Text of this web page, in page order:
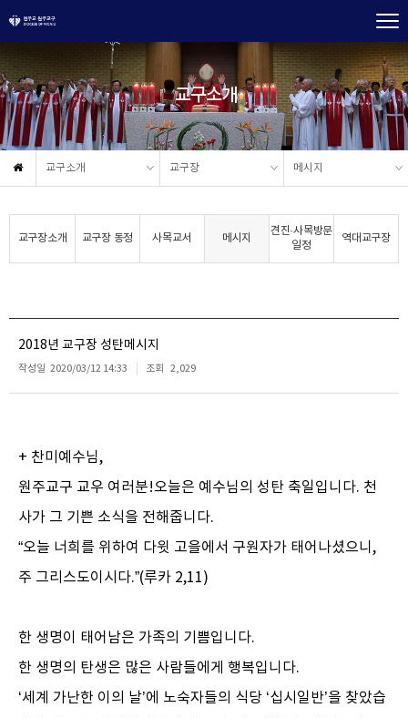
교구소개
교구소개 교구장 메시지
교구장소개 교구장 동정 사목교서 메시지
견진·사목방문
일정
역대교구장
2018년 교구장 성탄메시지
작성일 2020/03/12 14:33 조회 2,029
+ 찬미예수님,
원주교구 교우 여러분!오늘은 예수님의 성탄 축일입니다. 천
사가 그 기쁜 소식을 전해줍니다.
“오늘 너희를 위하여 다윗 고을에서 구원자가 태어나셨으니,
주 그리스도이시다.”(루카 2,11)
한 생명이 태어남은 가족의 기쁨입니다.
한 생명의 탄생은 많은 사람들에게 행복입니다.
‘세계 가난한 이의 날’에 노숙자들의 식당 ‘십시일반’을 찾았습